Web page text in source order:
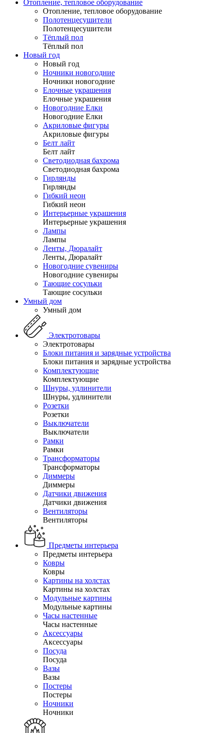
Отопление, тепловое оборудование
Отопление, тепловое оборудование
Полотенцесушители
Полотенцесушители
Тёплый пол
Тёплый пол
Новый год
Новый год
Ночники новогодние
Ночники новогодние
Елочные украшения
Елочные украшения
Новогодние Елки
Новогодние Елки
Акриловые фигуры
Акриловые фигуры
Белт лайт
Белт лайт
Светодиодная бахрома
Светодиодная бахрома
Гирлянды
Гирлянды
Гибкий неон
Гибкий неон
Интерьерные украшения
Интерьерные украшения
Лампы
Лампы
Ленты, Дюралайт
Ленты, Дюралайт
Новогодние сувениры
Новогодние сувениры
Тающие сосульки
Тающие сосульки
Умный дом
Умный дом
Электротовары
Электротовары
Блоки питания и зарядные устройства
Блоки питания и зарядные устройства
Комплектующие
Комплектующие
Шнуры, удлинители
Шнуры, удлинители
Розетки
Розетки
Выключатели
Выключатели
Рамки
Рамки
Трансформаторы
Трансформаторы
Диммеры
Диммеры
Датчики движения
Датчики движения
Вентиляторы
Вентиляторы
Предметы интерьера
Предметы интерьера
Ковры
Ковры
Картины на холстах
Картины на холстах
Модульные картины
Модульные картины
Часы настенные
Часы настенные
Аксессуары
Аксессуары
Посуда
Посуда
Вазы
Вазы
Постеры
Постеры
Ночники
Ночники